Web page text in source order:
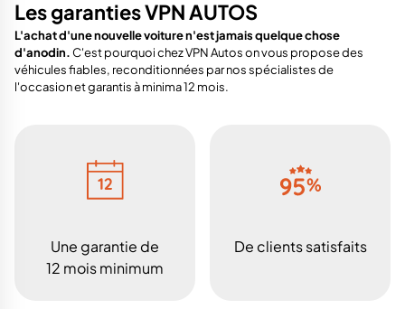
Les garanties VPN AUTOS
L'achat d'une nouvelle voiture n'est jamais quelque chose
d'anodin.C'est pourquoi chez VPN Autos on vous propose des
véhicules fiables, reconditionnées par nos spécialistes de
l'occasion et garantis à minima 12 mois.
Une garantie de
12 mois minimum
De clients satisfaits